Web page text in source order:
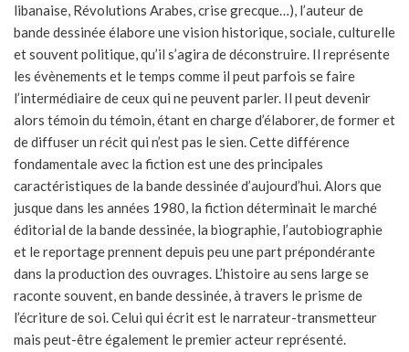
libanaise, Révolutions Arabes, crise grecque…), l’auteur de
bande dessinée élabore une vision historique, sociale, culturelle
et souvent politique, qu’il s’agira de déconstruire. Il représente
les évènements et le temps comme il peut parfois se faire
l’intermédiaire de ceux qui ne peuvent parler. Il peut devenir
alors témoin du témoin, étant en charge d’élaborer, de former et
de diffuser un récit qui n’est pas le sien. Cette différence
fondamentale avec la fiction est une des principales
caractéristiques de la bande dessinée d’aujourd’hui. Alors que
jusque dans les années 1980, la fiction déterminait le marché
éditorial de la bande dessinée, la biographie, l’autobiographie
et le reportage prennent depuis peu une part prépondérante
dans la production des ouvrages. L’histoire au sens large se
raconte souvent, en bande dessinée, à travers le prisme de
l’écriture de soi. Celui qui écrit est le narrateur-transmetteur
mais peut-être également le premier acteur représenté.